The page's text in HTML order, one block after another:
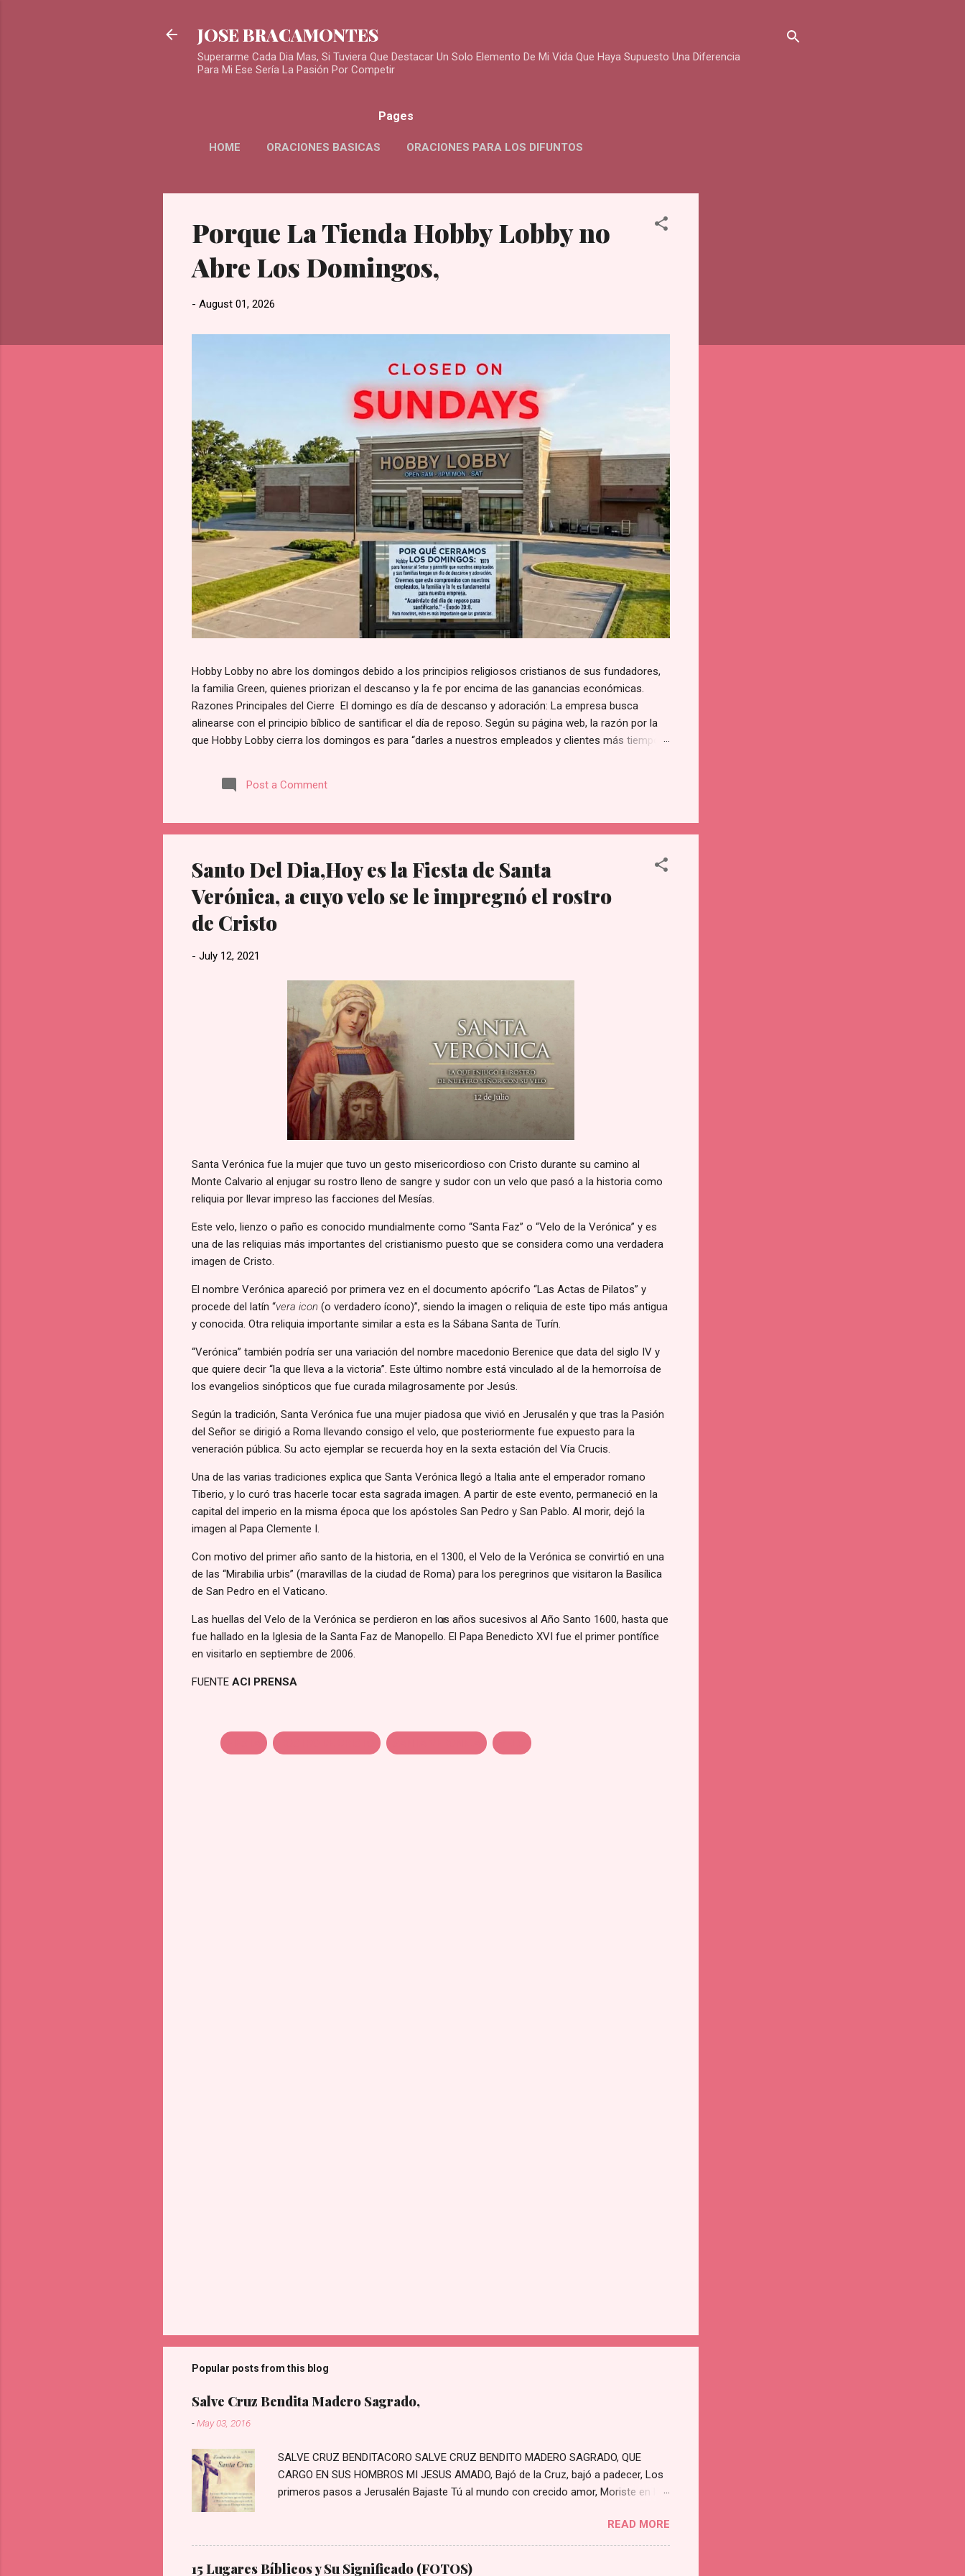
JOSE BRACAMONTES
Superarme Cada Dia Mas, Si Tuviera Que Destacar Un Solo Elemento De Mi Vida Que Haya Supuesto Una Diferencia
Para Mi Ese Sería La Pasión Por Competir
Pages
HOME ORACIONES BASICAS ORACIONES PARA LOS DIFUNTOS
Porque La Tienda Hobby Lobby no
Abre Los Domingos,
- August 01, 2026
Hobby Lobby no abre los domingos debido a los principios religiosos cristianos de sus fundadores,
la familia Green, quienes priorizan el descanso y la fe por encima de las ganancias económicas.
Razones Principales del Cierre El domingo es día de descanso y adoración: La empresa busca
alinearse con el principio bíblico de santificar el día de reposo. Según su página web, la razón por la
que Hobby Lobby cierra los domingos es para “darles a nuestros empleados y clientes más tiempo
de Hobby Lobby. Prioridad Sobre las Ganancias: La directiva reconoce que esta medida representa
una pérdida financiera sustancial al no operar en un día de altas ventas. Sin embargo, sostienen
empresa: Esta política no es nueva; se ha mantenido intacta a nivel nacional desde que se inaugur...
Post a Comment
Santo Del Dia,Hoy es la Fiesta de Santa
Verónica, a cuyo velo se le impregnó el rostro
de Cristo
- July 12, 2021
Santa Verónica fue la mujer que tuvo un gesto misericordioso con Cristo durante su camino al
Monte Calvario al enjugar su rostro lleno de sangre y sudor con un velo que pasó a la historia como
reliquia por llevar impreso las facciones del Mesías.
Este velo, lienzo o paño es conocido mundialmente como “Santa Faz” o “Velo de la Verónica” y es
una de las reliquias más importantes del cristianismo puesto que se considera como una verdadera
imagen de Cristo.
El nombre Verónica apareció por primera vez en el documento apócrifo “Las Actas de Pilatos” y
procede del latín “vera icon (o verdadero ícono)”, siendo la imagen o reliquia de este tipo más antigua
y conocida. Otra reliquia importante similar a esta es la Sábana Santa de Turín.
“Verónica” también podría ser una variación del nombre macedonio Berenice que data del siglo IV y
que quiere decir “la que lleva a la victoria”. Este último nombre está vinculado al de la hemorroísa de
los evangelios sinópticos que fue curada milagrosamente por Jesús.
Según la tradición, Santa Verónica fue una mujer piadosa que vivió en Jerusalén y que tras la Pasión
del Señor se dirigió a Roma llevando consigo el velo, que posteriormente fue expuesto para la
veneración pública. Su acto ejemplar se recuerda hoy en la sexta estación del Vía Crucis.
Una de las varias tradiciones explica que Santa Verónica llegó a Italia ante el emperador romano
Tiberio, y lo curó tras hacerle tocar esta sagrada imagen. A partir de este evento, permaneció en la
capital del imperio en la misma época que los apóstoles San Pedro y San Pablo. Al morir, dejó la
imagen al Papa Clemente I.
Con motivo del primer año santo de la historia, en el 1300, el Velo de la Verónica se convirtió en una
de las “Mirabilia urbis” (maravillas de la ciudad de Roma) para los peregrinos que visitaron la Basílica
de San Pedro en el Vaticano.
Las huellas del Velo de la Verónica se perdieron en los años sucesivos al Año Santo 1600, hasta que
fue hallado en la Iglesia de la Santa Faz de Manopello. El Papa Benedicto XVI fue el primer pontífice
en visitarlo en septiembre de 2006.
FUENTE ACI PRENSA
Popular posts from this blog
Salve Cruz Bendita Madero Sagrado,
-May 03, 2016
SALVE CRUZ BENDITACORO SALVE CRUZ BENDITO MADERO SAGRADO, QUE
CARGO EN SUS HOMBROS MI JESUS AMADO, Bajó de la Cruz, bajó a padecer, Los
primeros pasos a Jerusalén Bajaste Tú al mundo con crecido amor, Moriste en la
crueles cadenas Con crueles cadenas te van estirando, Con crueles cordeles lo
van azotando Con hiel y vinagre lo fortalecieron, Con crueles espinas a Jesús
prendieron Miradle el cabello lo tiene mezclado, Y por eso dicen que está
READ MORE
15 Lugares Bíblicos y Su Significado (FOTOS)